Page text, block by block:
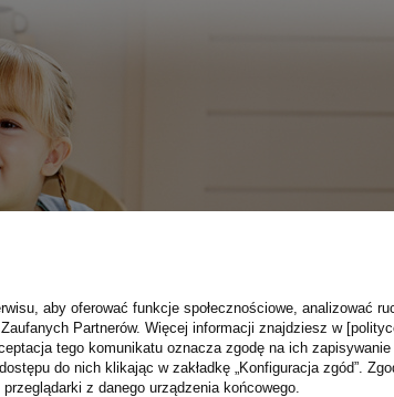
aby oferować funkcje społecznościowe, analizować
Partnerów. Więcej informacji znajdziesz w
tego komunikatu oznacza zgodę na ich zapisywanie
do nich klikając w zakładkę „Konfiguracja zgód”.
z danego urządzenia końcowego.